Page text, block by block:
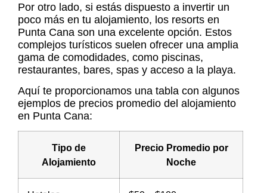
Por otro lado, si estás dispuesto a invertir un
poco más en tu alojamiento, los resorts en
Punta Cana son una excelente opción. Estos
complejos turísticos suelen ofrecer una amplia
gama de comodidades, como piscinas,
restaurantes, bares, spas y acceso a la playa.
Aquí te proporcionamos una tabla con algunos
ejemplos de precios promedio del alojamiento
en Punta Cana:
Tipo de
Alojamiento
Precio Promedio por
Noche